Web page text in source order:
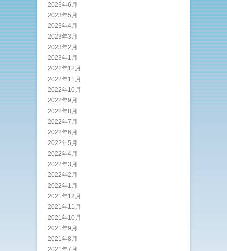
2023年6月
2023年5月
2023年4月
2023年3月
2023年2月
2023年1月
2022年12月
2022年11月
2022年10月
2022年9月
2022年8月
2022年7月
2022年6月
2022年5月
2022年4月
2022年3月
2022年2月
2022年1月
2021年12月
2021年11月
2021年10月
2021年9月
2021年8月